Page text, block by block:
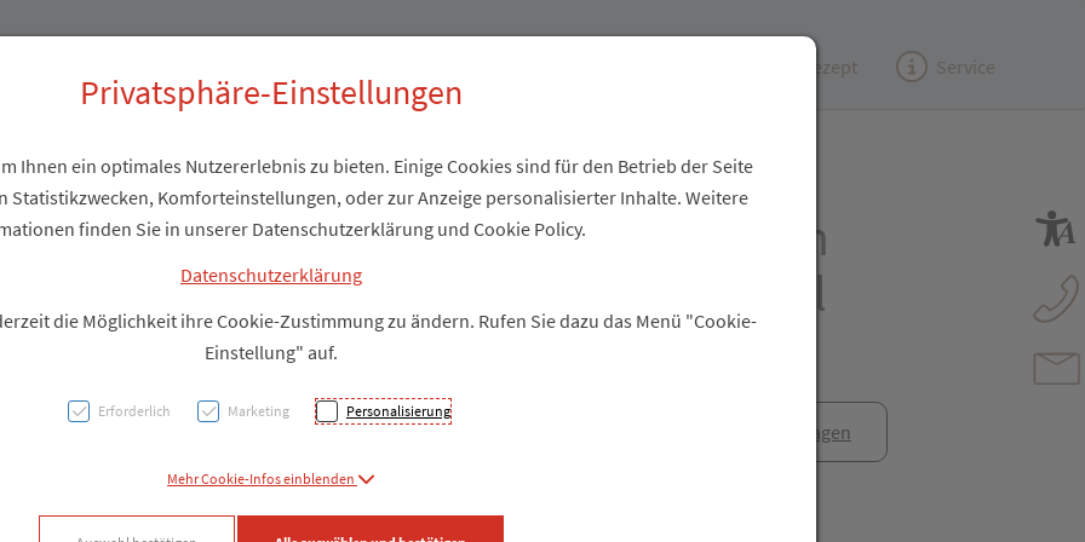
(e)Rezept Service
Dr. Hauschka Rosen
Körperbalsam 10ml
Rezept anfragen
Privatsphäre-Einstellungen
Ihnen ein optimales Nutzererlebnis zu bieten. Einige Cookies sind für den Betrieb der Seite
Statistikzwecken, Komforteinstellungen, oder zur Anzeige personalisierter Inhalte. Weitere
finden Sie in unserer Datenschutzerklärung und Cookie Policy.
Datenschutzerklärung
die Möglichkeit ihre Cookie-Zustimmung zu ändern. Rufen Sie dazu das Menü "Cookie-
Einstellung" auf.
Erforderlich Marketing Personalisierung
Mehr Cookie-Infos einblenden